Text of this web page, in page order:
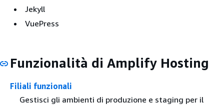
Jekyll
VuePress
Funzionalità di Amplify Hosting
Filiali funzionali
Gestisci gli ambienti di produzione e staging per il